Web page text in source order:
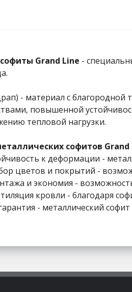
Grand Line -
- материал с
повышенной
тепловой нагрузки.
софитов Grand
к деформации -
цветов и покрытий -
и экономия -
кровли - благодаря
- металлический